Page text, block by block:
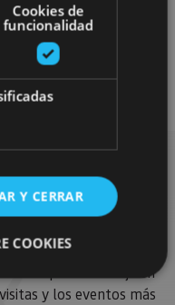
Gastronomía
planes
completar tu viaje en
y los eventos más
Cookies de
funcionalidad
Y CERRAR
COOKIES